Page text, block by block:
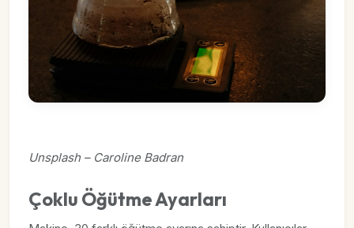
Unsplash – Caroline Badran
Çoklu Öğütme Ayarları